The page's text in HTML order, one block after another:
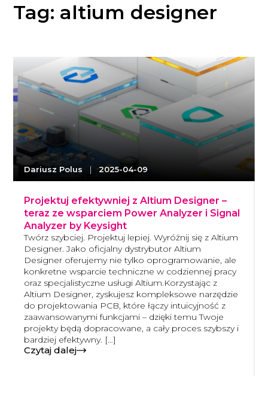
Tag: altium designer
Dariusz Polus | 2025-04-09
Projektuj efektywniej z Altium Designer –
teraz ze wsparciem Power Analyzer i Signal
Analyzer by Keysight
Twórz szybciej. Projektuj lepiej. Wyróżnij się z Altium
Designer. Jako oficjalny dystrybutor Altium
Designer oferujemy nie tylko oprogramowanie, ale
konkretne wsparcie techniczne w codziennej pracy
oraz specjalistyczne usługi Altium.Korzystając z
Altium Designer, zyskujesz kompleksowe narzędzie
do projektowania PCB, które łączy intuicyjność z
zaawansowanymi funkcjami – dzięki temu Twoje
projekty będą dopracowane, a cały proces szybszy i
bardziej efektywny. […]
Czytaj dalej